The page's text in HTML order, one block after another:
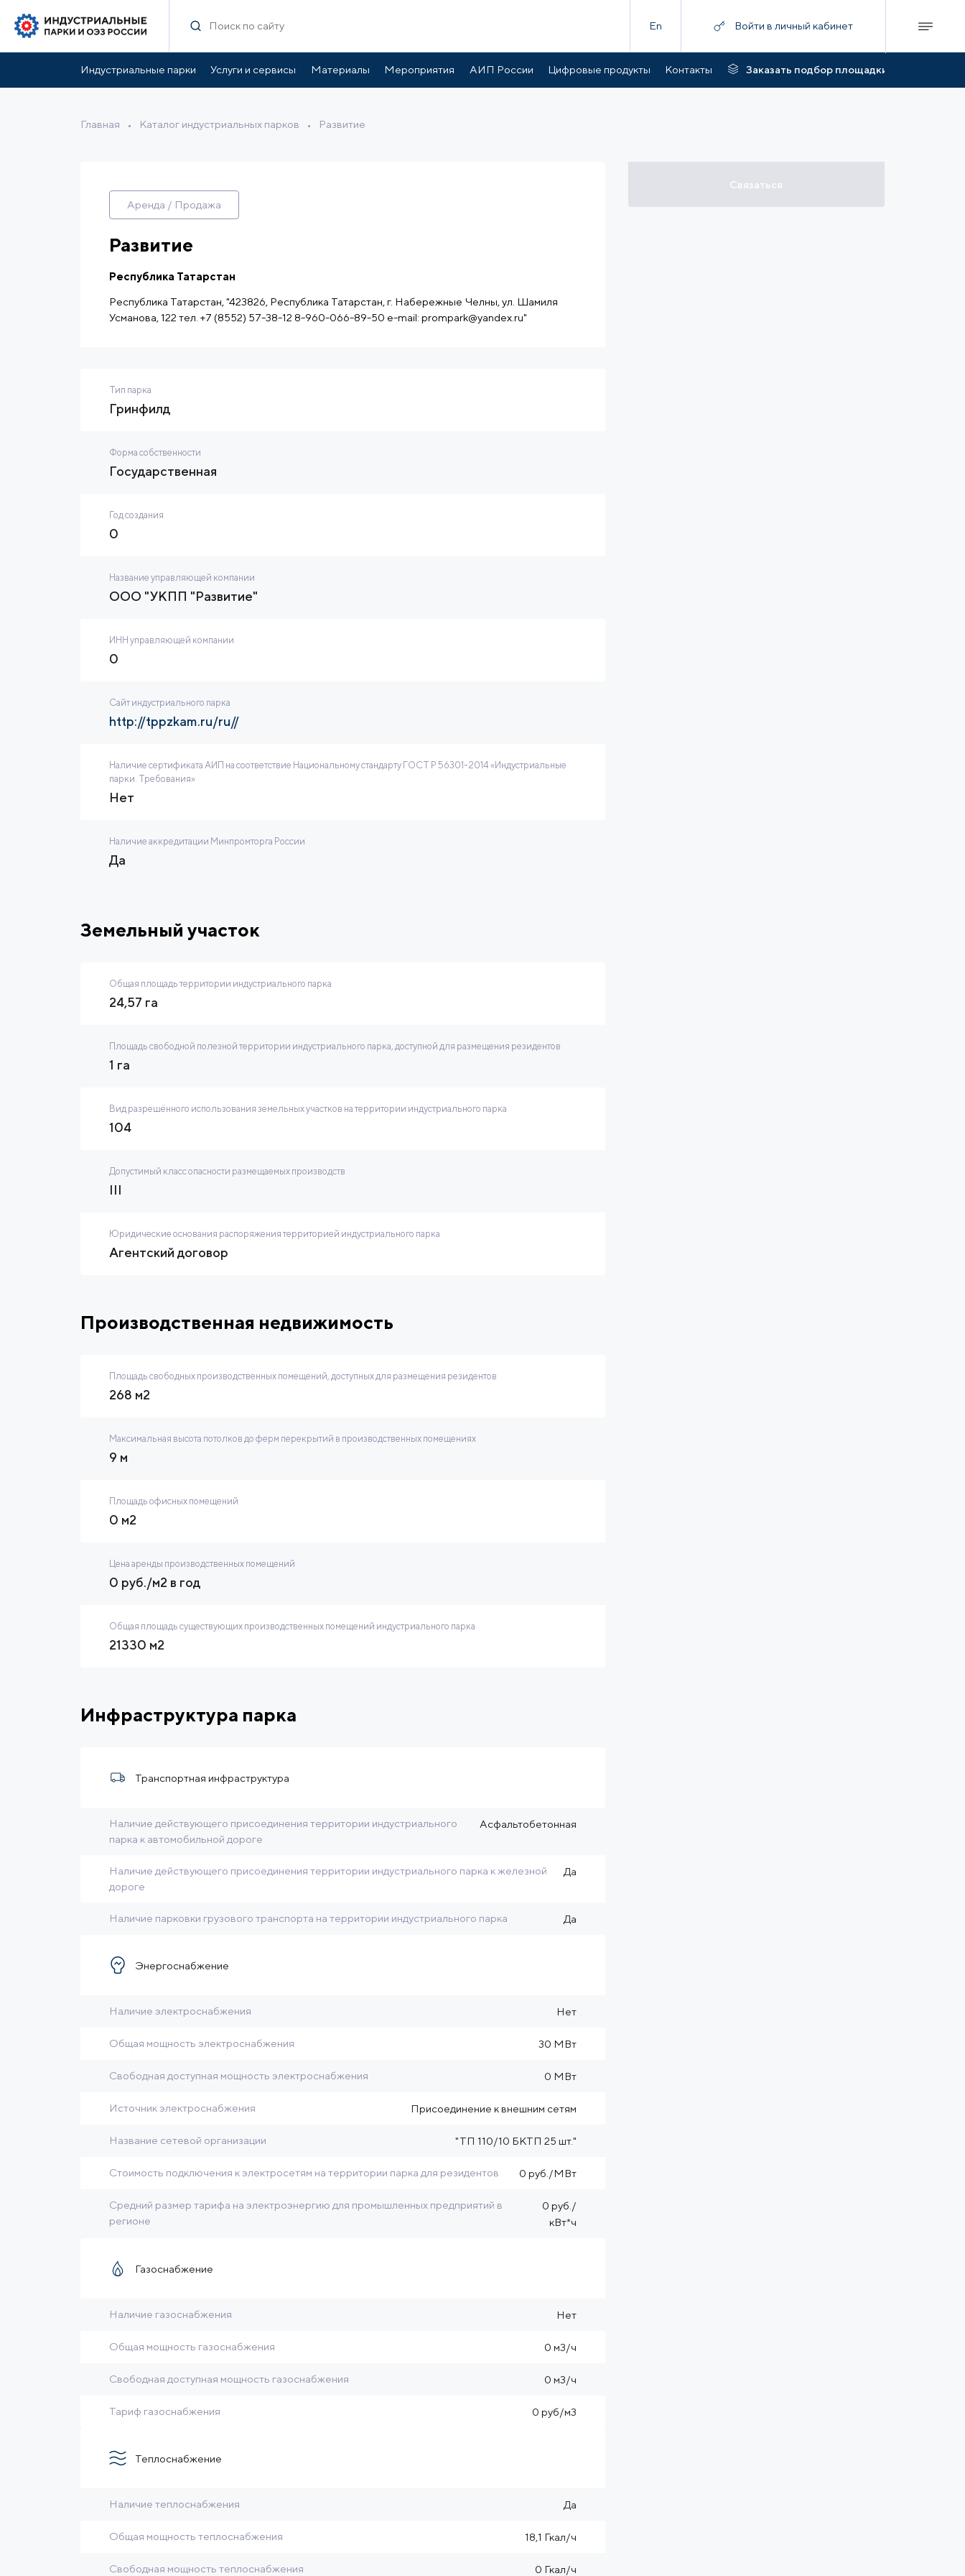
En Войти в личный кабинет
Индустриальные парки Услуги и сервисы Материалы Мероприятия АИП России Цифровые продукты Контакты Заказать подбор площадки
Главная • Каталог индустриальных парков • Развитие
Характеристики Инфраструктура парка
Аренда / Продажа
Развитие
Республика Татарстан
Республика Татарстан, "423826, Республика Татарстан, г. Набережные Челны, ул. Шамиля
Усманова, 122 тел. +7 (8552) 57-38-12 8-960-066-89-50 e-mail: prompark@yandex.ru"
Тип парка
Гринфилд
Форма собственности
Государственная
Год создания
0
Название управляющей компании
ООО "УКПП "Развитие"
ИНН управляющей компании
0
Сайт индустриального парка
http://tppzkam.ru/ru//
Наличие сертификата АИП на соответствие Национальному стандарту ГОСТ Р 56301-2014 «Индустриальные
парки. Требования»
Нет
Наличие аккредитации Минпромторга России
Да
Земельный участок
Общая площадь территории индустриального парка
24,57 га
Площадь свободной полезной территории индустриального парка, доступной для размещения резидентов
1 га
Вид разрешённого использования земельных участков на территории индустриального парка
104
Допустимый класс опасности размещаемых производств
III
Юридические основания распоряжения территорией индустриального парка
Агентский договор
Производственная недвижимость
Площадь свободных производственных помещений, доступных для размещения резидентов
268 м2
Максимальная высота потолков до ферм перекрытий в производственных помещениях
9 м
Площадь офисных помещений
0 м2
Цена аренды производственных помещений
0 руб./м2 в год
Общая площадь существующих производственных помещений индустриального парка
21330 м2
Инфраструктура парка
Транспортная инфраструктура
Наличие действующего присоединения территории индустриального
парка к автомобильной дороге
Асфальтобетонная
Наличие действующего присоединения территории индустриального парка к железной
дороге
Да
Наличие парковки грузового транспорта на территории индустриального парка Да
Энергоснабжение
Наличие электроснабжения Нет
Общая мощность электроснабжения 30 МВт
Свободная доступная мощность электроснабжения 0 МВт
Источник электроснабжения Присоединение к внешним сетям
Название сетевой организации "ТП 110/10 БКТП 25 шт."
Стоимость подключения к электросетям на территории парка для резидентов 0 руб./МВт
Средний размер тарифа на электроэнергию для промышленных предприятий в
регионе
0 руб./
кВт*ч
Газоснабжение
Наличие газоснабжения Нет
Общая мощность газоснабжения 0 м3/ч
Свободная доступная мощность газоснабжения 0 м3/ч
Тариф газоснабжения 0 руб/м3
Теплоснабжение
Наличие теплоснабжения Да
Общая мощность теплоснабжения 18,1 Гкал/ч
Свободная мощность теплоснабжения 0 Гкал/ч
Связаться